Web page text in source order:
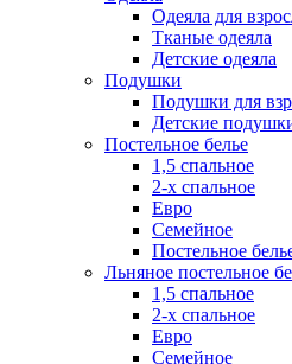
Одеяла для
Тканые одеяла
Детские одеяла
Подушки
Подушки для
Детские
Постельное белье
1,5 спальное
2-х спальное
Евро
Семейное
Постельное
Льняное постельное
1,5 спальное
2-х спальное
Евро
Семейное